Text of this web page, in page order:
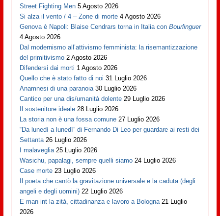
Street Fighting Men 5 Agosto 2026
Si alza il vento / 4 – Zone di morte 4 Agosto 2026
Genova è Napoli: Blaise Cendrars torna in Italia conBourlinguer
4 Agosto 2026
Dal modernismo all’attivismo femminista: la risemantizzazione
del primitivismo 2 Agosto 2026
Difendersi dai morti 1 Agosto 2026
Quello che è stato fatto di noi 31 Luglio 2026
Anamnesi di una paranoia 30 Luglio 2026
Cantico per una dis/umanità dolente 29 Luglio 2026
Il sostenitore ideale 28 Luglio 2026
La storia non è una fossa comune 27 Luglio 2026
“Da lunedì a lunedì” di Fernando Di Leo per guardare ai resti dei
Settanta 26 Luglio 2026
I malaveglia 25 Luglio 2026
Wasichu, papalagi, sempre quelli siamo 24 Luglio 2026
Case morte 23 Luglio 2026
Il poeta che cantò la gravitazione universale e la caduta (degli
angeli e degli uomini) 22 Luglio 2026
E man int la zità, cittadinanza e lavoro a Bologna 21 Luglio
2026